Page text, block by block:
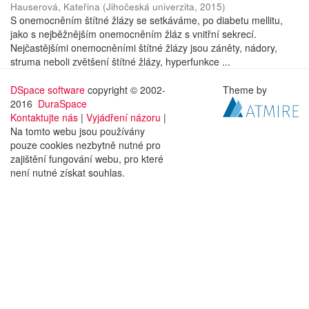
Hauserová, Kateřina (Jihočeská univerzita, 2015)
S onemocněním štítné žlázy se setkáváme, po diabetu mellitu,
jako s nejběžnějším onemocněním žláz s vnitřní sekrecí.
Nejčastějšími onemocněními štítné žlázy jsou záněty, nádory,
struma neboli zvětšení štítné žlázy, hyperfunkce ...
DSpace software copyright © 2002-
2016 DuraSpace
Kontaktujte nás | Vyjádření názoru |
Na tomto webu jsou používány
pouze cookies nezbytně nutné pro
zajištění fungování webu, pro které
není nutné získat souhlas.
Theme by